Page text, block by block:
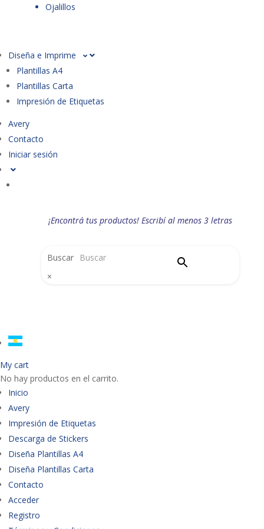
Ojalillos
Diseña e Imprime
Plantillas A4
Plantillas Carta
Impresión de Etiquetas
Avery
Contacto
Iniciar sesión
¡Encontrá tus productos! Escribí al menos 3 letras
Buscar
×
My cart
No hay productos en el carrito.
Inicio
Avery
Impresión de Etiquetas
Descarga de Stickers
Diseña Plantillas A4
Diseña Plantillas Carta
Contacto
Acceder
Registro